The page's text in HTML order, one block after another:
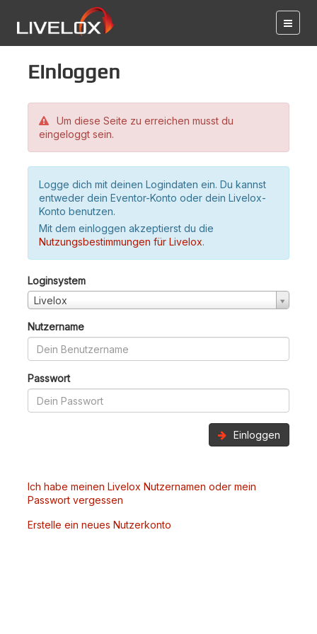
Einloggen
Um diese Seite zu erreichen musst du
eingeloggt sein.
Logge dich mit deinen Logindaten ein. Du kannst
entweder dein Eventor-Konto oder dein Livelox-
Konto benutzen.
Mit dem einloggen akzeptierst du die
Nutzungsbestimmungen für Livelox.
Loginsystem
Livelox
Nutzername
Passwort
Einloggen
Ich habe meinen Livelox Nutzernamen oder mein
Passwort vergessen
Erstelle ein neues Nutzerkonto